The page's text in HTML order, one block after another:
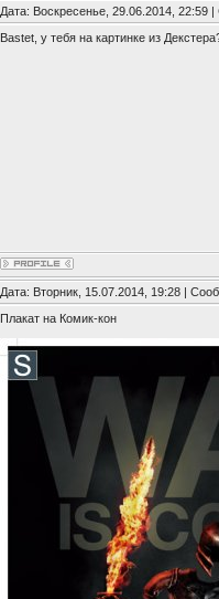
Дата: Воскресенье, 29.06.2014, 22:59
Bastet, у тебя на картинке из
Дата: Вторник, 15.07.2014, 19:28 |
Плакат на Комик-кон